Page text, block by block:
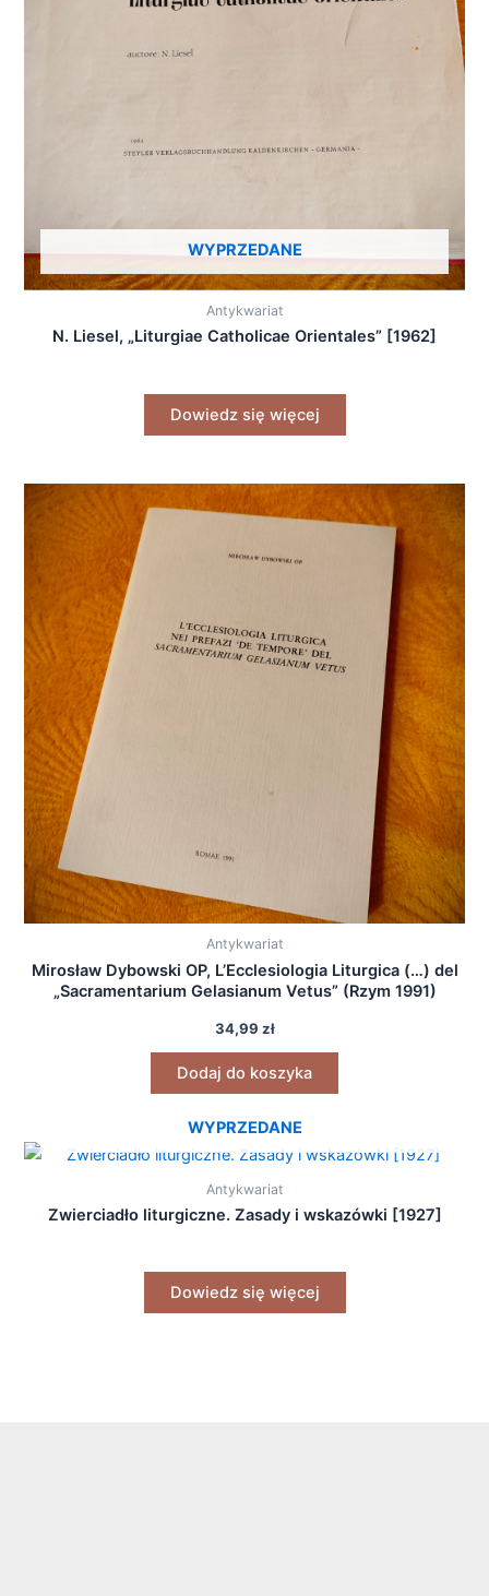
WYPRZEDANE
Antykwariat
N. Liesel, „Liturgiae Catholicae Orientales” [1962]
Dowiedz się więcej
Antykwariat
Mirosław Dybowski OP, L’Ecclesiologia Liturgica (…) del
„Sacramentarium Gelasianum Vetus” (Rzym 1991)
34,99 zł
Dodaj do koszyka
WYPRZEDANE
Antykwariat
Zwierciadło liturgiczne. Zasady i wskazówki [1927]
Dowiedz się więcej